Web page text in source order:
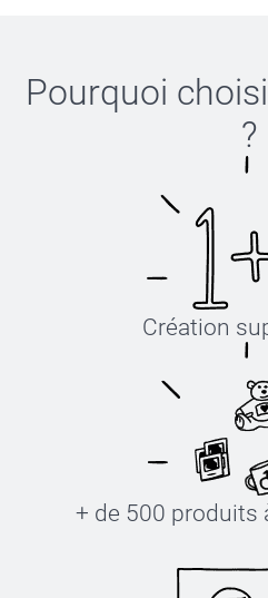
Pourquoi
?
Création
+ de 500 produits